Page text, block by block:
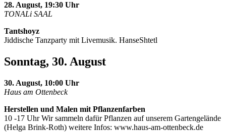
28. August, 19:30 Uhr
TONALi SAAL
Tantshoyz
Jiddische Tanzparty mit Livemusik. HanseShtetl
Sonntag, 30. August
30. August, 10:00 Uhr
Haus am Ottenbeck
Herstellen und Malen mit Pflanzenfarben
10 -17 Uhr Wir sammeln dafür Pflanzen auf unserem Gartengelände
(Helga Brink-Roth) weitere Infos: www.haus-am-ottenbeck.de